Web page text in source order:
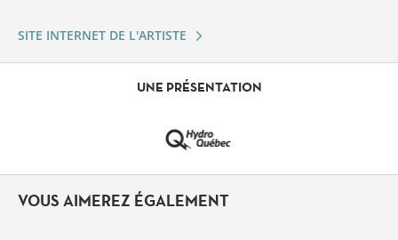
SITE INTERNET DE L'ARTISTE
UNE PRÉSENTATION
VOUS AIMEREZ ÉGALEMENT